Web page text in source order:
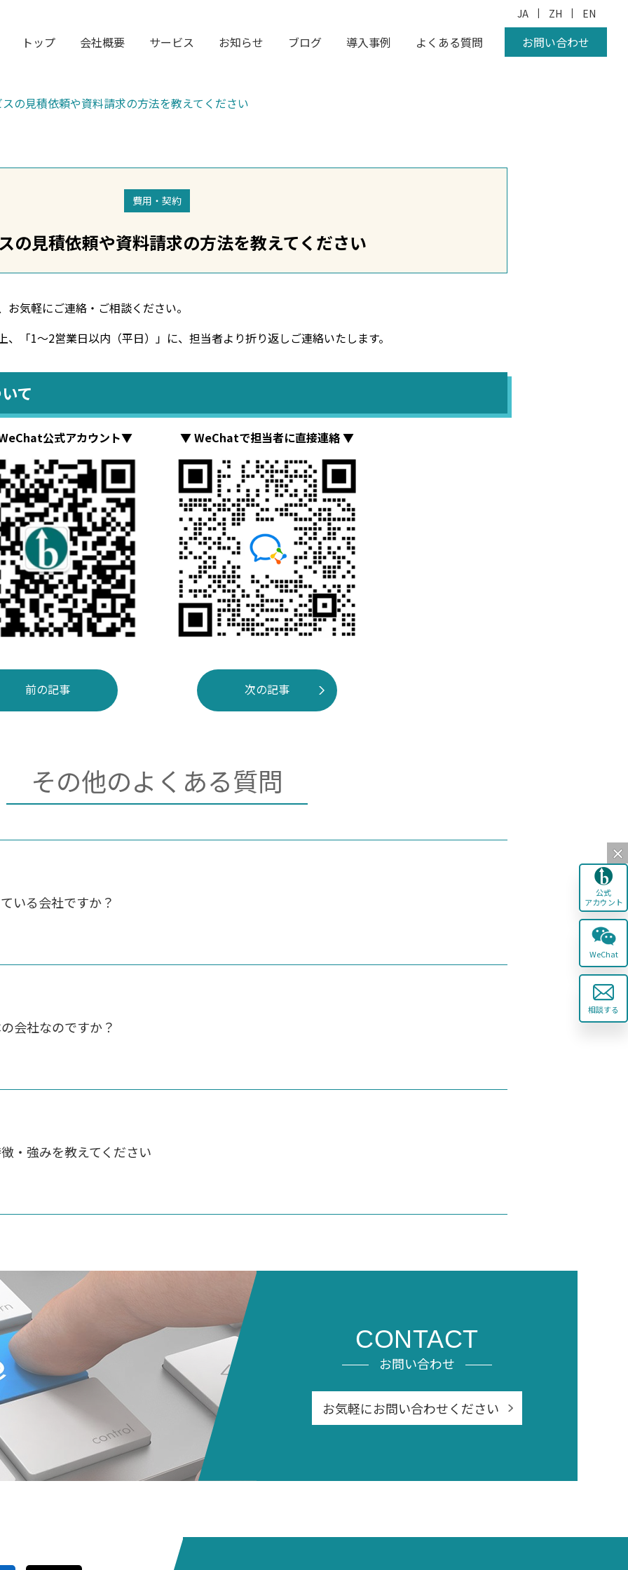
トップ 会社概要 サービス お知らせ ブログ 導入事例 よくある質問
JA | ZH | EN
お問い合わせ
の見積依頼や資料請求の方法を教えてください
費用・契約
の見積依頼や資料請求の方法を教えてください
気軽にご連絡・ご相談ください。
「1～2営業日以内（平日）」に、担当者より折り返しご連絡いたします。
て
公式アカウント▼ ▼ WeChatで担当者に直接連絡 ▼
前の記事 次の記事
その他のよくある質問
いる会社ですか？
会社なのですか？
・強みを教えてください
CONTACT
お問い合わせ
お気軽にお問い合わせください
公式
アカウント
WeChat
相談する